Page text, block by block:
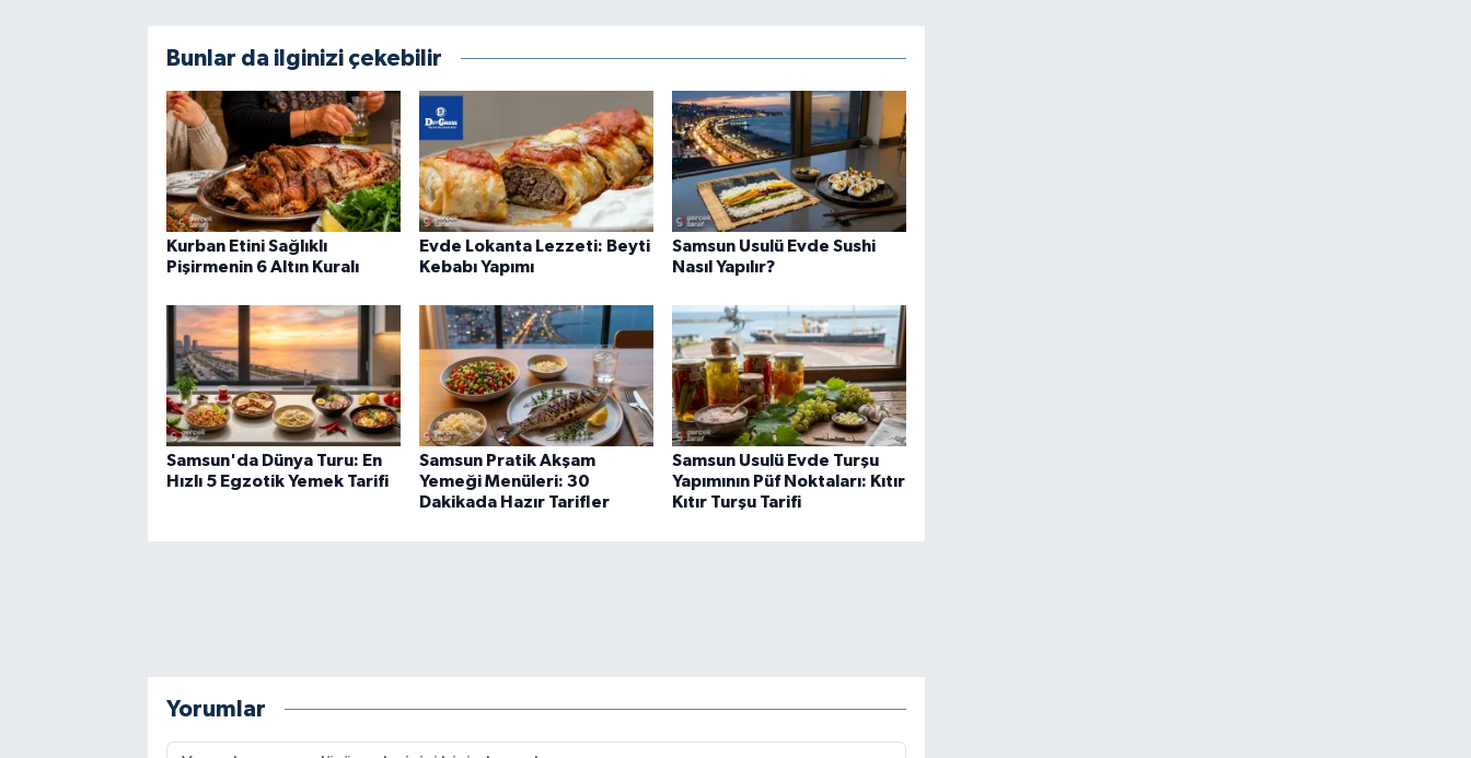
Bunlar da ilginizi çekebilir
Kurban Etini Sağlıklı
Pişirmenin 6 Altın Kuralı
Evde Lokanta Lezzeti: Beyti
Kebabı Yapımı
Samsun Usulü Evde Sushi
Nasıl Yapılır?
Samsun'da Dünya Turu: En
Hızlı 5 Egzotik Yemek Tarifi
Samsun Pratik Akşam
Yemeği Menüleri: 30
Dakikada Hazır Tarifler
Samsun Usulü Evde Turşu
Yapımının Püf Noktaları: Kıtır
Kıtır Turşu Tarifi
Yorumlar